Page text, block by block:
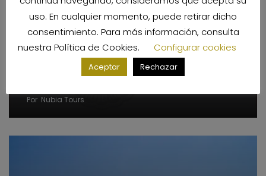
Visado electrónico para viajar a Egipto
Por Nubia Tours
uso. En cualquier momento, puede retirar dicho
consentimiento. Para más información, consulta
nuestra Política de Cookies. Configurar cookies
Aceptar Rechazar